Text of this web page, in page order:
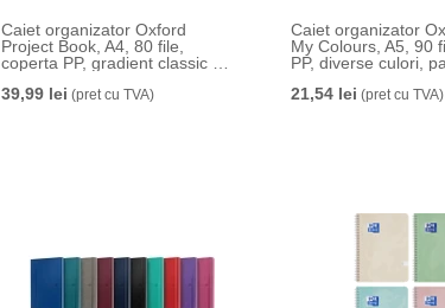
Caiet organizator Oxford
Project Book, A4, 80 file,
coperta PP, gradient classic mix
39,99 lei (pret cu TVA)
Caiet organizator
My Colours, A5, 90
PP, diverse culori,
21,54 lei (pret cu TVA)